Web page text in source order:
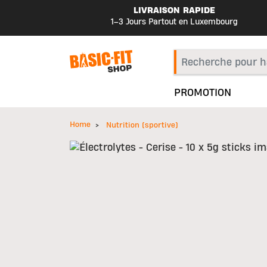
LIVRAISON RAPIDE
1–3 Jours Partout en Luxembourg
PROMOTION
Home Nutrition (sportive)